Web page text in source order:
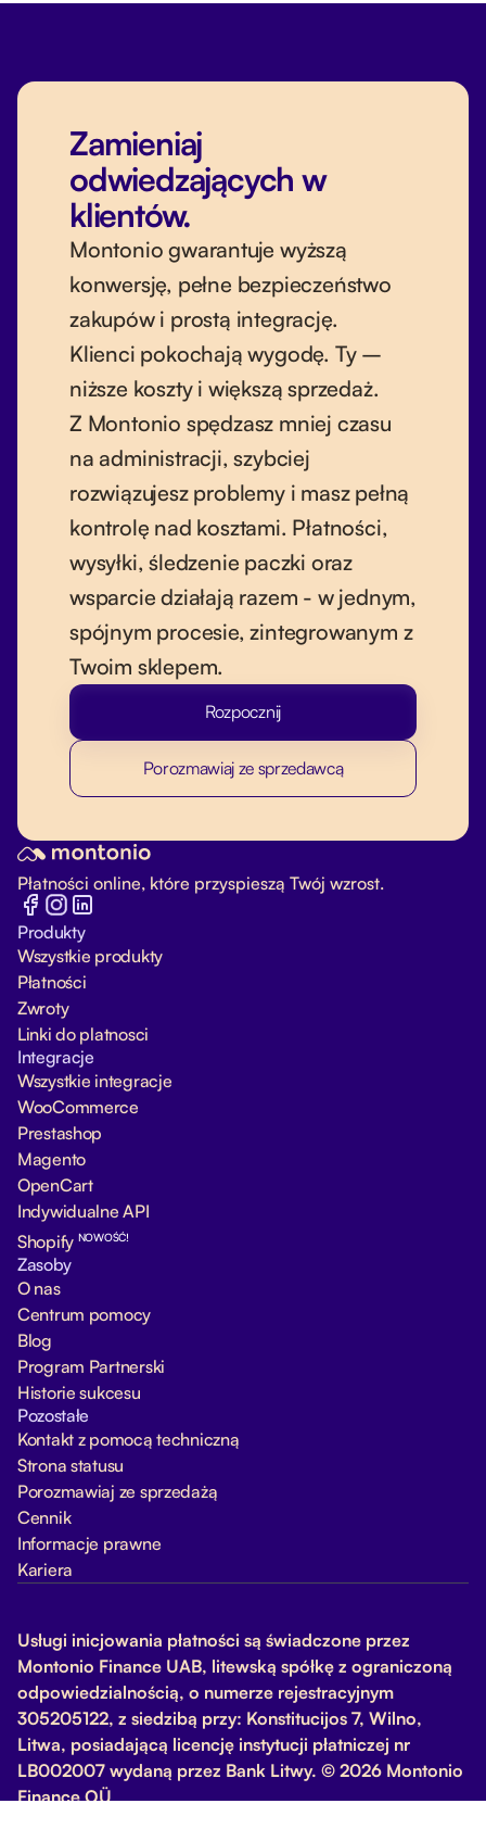
Zamieniaj
odwiedzających w
klientów.
Montonio gwarantuje wyższą
konwersję, pełne bezpieczeństwo
zakupów i prostą integrację.
Klienci pokochają wygodę. Ty –
niższe koszty i większą sprzedaż.
Z Montonio spędzasz mniej czasu
na administracji, szybciej
rozwiązujesz problemy i masz pełną
kontrolę nad kosztami. Płatności,
wysyłki, śledzenie paczki oraz
wsparcie działają razem - w jednym,
spójnym procesie, zintegrowanym z
Twoim sklepem.
Rozpocznij
Porozmawiaj ze sprzedawcą
Płatności online, które przyspieszą Twój wzrost.
Produkty
Wszystkie produkty
Płatności
Zwroty
Linki do platnosci
Integracje
Wszystkie integracje
WooCommerce
Prestashop
Magento
OpenCart
Indywidualne API
Shopify NOWOŚĆ!
Zasoby
O nas
Centrum pomocy
Blog
Program Partnerski
Historie sukcesu
Pozostałe
Kontakt z pomocą techniczną
Strona statusu
Porozmawiaj ze sprzedażą
Cennik
Informacje prawne
Kariera
Usługi inicjowania płatności są świadczone przez
Montonio Finance UAB, litewską spółkę z ograniczoną
odpowiedzialnością, o numerze rejestracyjnym
305205122, z siedzibą przy: Konstitucijos 7, Wilno,
Litwa, posiadającą licencję instytucji płatniczej nr
LB002007 wydaną przez Bank Litwy. © 2026 Montonio
Finance OÜ